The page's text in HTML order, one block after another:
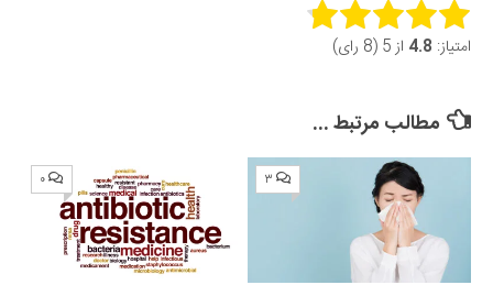
Rate this item:
امتیاز: 4.8 از 5 (8 رای)
مطالب مرتبط ...
۳ ۰